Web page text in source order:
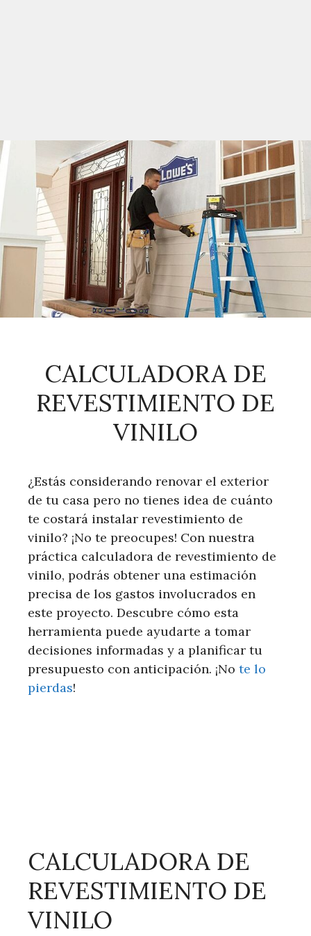
CALCULADORA DE
REVESTIMIENTO DE
VINILO
¿Estás considerando renovar el exterior
de tu casa pero no tienes idea de cuánto
te costará instalar revestimiento de
vinilo? ¡No te preocupes! Con nuestra
práctica calculadora de revestimiento de
vinilo, podrás obtener una estimación
precisa de los gastos involucrados en
este proyecto. Descubre cómo esta
herramienta puede ayudarte a tomar
decisiones informadas y a planificar tu
presupuesto con anticipación. ¡No te lo
pierdas!
CALCULADORA DE
REVESTIMIENTO DE
VINILO